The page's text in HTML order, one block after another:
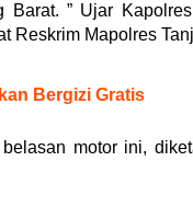
Barat. ” Ujar
Reskrim Mapolres
Bergizi Gratis
motor ini,